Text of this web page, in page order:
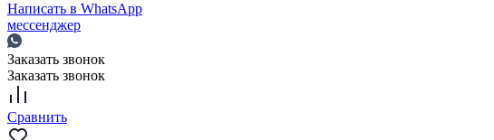
Написать в WhatsApp
мессенджер
Заказать звонок
Заказать звонок
Сравнить